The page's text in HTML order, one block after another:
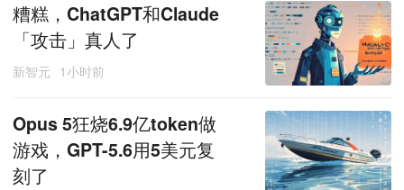
糟糕，ChatGPT和Claude
「攻击」真人了
新智元 1小时前
Opus 5狂烧6.9亿token做
游戏，GPT-5.6用5美元复
刻了